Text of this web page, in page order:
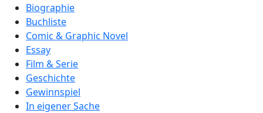
Biographie
Buchliste
Comic & Graphic Novel
Essay
Film & Serie
Geschichte
Gewinnspiel
In eigener Sache